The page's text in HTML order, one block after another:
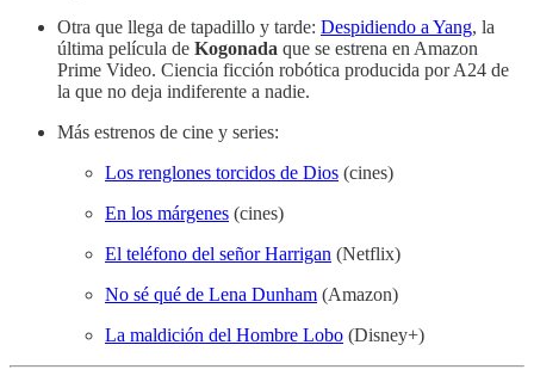
Otra que llega de tapadillo y tarde: Despidiendo a Yang, la
última película de Kogonada que se estrena en Amazon
Prime Video. Ciencia ficción robótica producida por A24 de
la que no deja indiferente a nadie.
Más estrenos de cine y series:
Los renglones torcidos de Dios (cines)
En los márgenes (cines)
El teléfono del señor Harrigan (Netflix)
No sé qué de Lena Dunham (Amazon)
La maldición del Hombre Lobo (Disney+)